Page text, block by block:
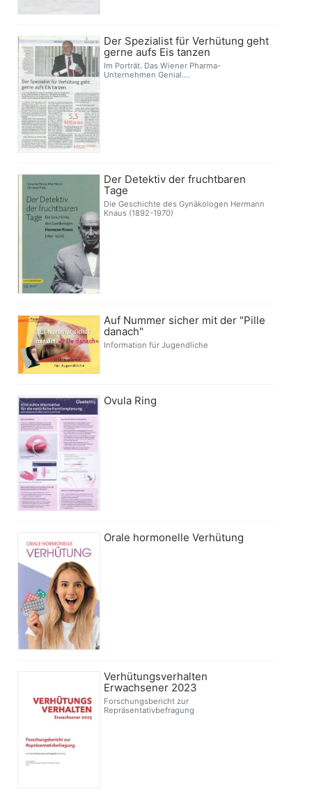
Der Spezialist für Verhütung geht
gerne aufs Eis tanzen
Im Porträt. Das Wiener Pharma-
Unternehmen Genial....
Der Detektiv der fruchtbaren
Tage
Die Geschichte des Gynäkologen Hermann
Knaus (1892-1970)
Auf Nummer sicher mit der "Pille
danach"
Information für Jugendliche
Ovula Ring
Orale hormonelle Verhütung
Verhütungsverhalten
Erwachsener 2023
Forschungsbericht zur
Repräsentativbefragung